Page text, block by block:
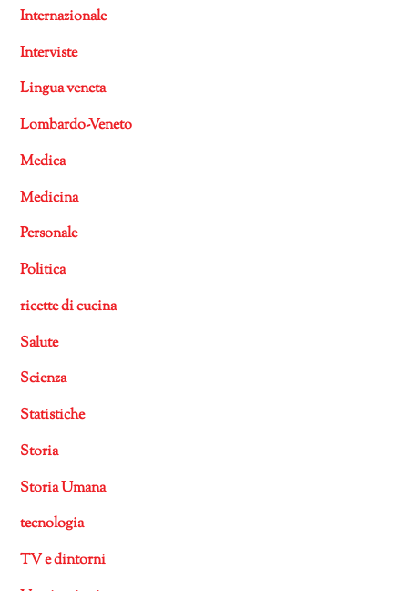
Internazionale
Interviste
Lingua veneta
Lombardo-Veneto
Medica
Medicina
Personale
Politica
ricette di cucina
Salute
Scienza
Statistiche
Storia
Storia Umana
tecnologia
TV e dintorni